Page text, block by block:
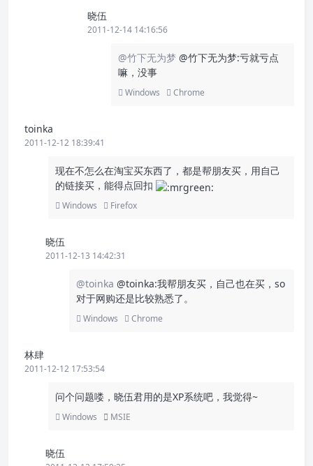
晓伍
2011-12-14 14:16:56
@竹下无为梦 @竹下无为梦:亏就亏点
嘛，没事
Windows Chrome
toinka
2011-12-12 18:39:41
现在不怎么在淘宝买东西了，都是帮朋友买，用自己
的链接买，能得点回扣
Windows Firefox
晓伍
2011-12-13 14:42:31
@toinka @toinka:我帮朋友买，自己也在买，so
对于网购还是比较熟悉了。
Windows Chrome
林肆
2011-12-12 17:53:54
问个问题喽，晓伍君用的是XP系统吧，我觉得~
Windows MSIE
晓伍